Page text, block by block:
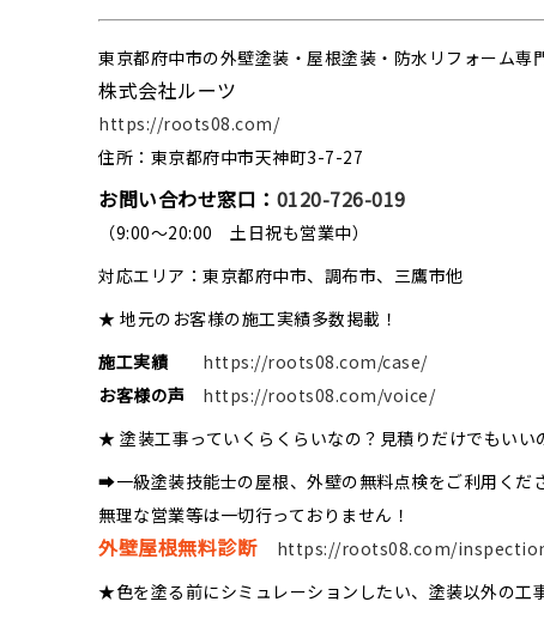
東京都府中市の外壁塗装・屋根塗装・防水リフォーム専
株式会社ルーツ
https://roots08.com/
住所：東京都府中市天神町3-7-27
お問い合わせ窓口： 0120-726-019
（9:00～20:00 土日祝も営業中）
対応エリア：東京都府中市、調布市、三鷹市他
★ 地元のお客様の施工実績多数掲載！
施工実績
https://roots08.com/case/
お客様の声
https://roots08.com/voice/
★ 塗装工事っていくらくらいなの？見積りだけでもいい
➡一級塗装技能士の屋根、外壁の無料点検をご利用くだ
無理な営業等は一切行っておりません！
外壁屋根無料診断
https://roots08.com/
★色を塗る前にシミュレーションしたい、塗装以外の